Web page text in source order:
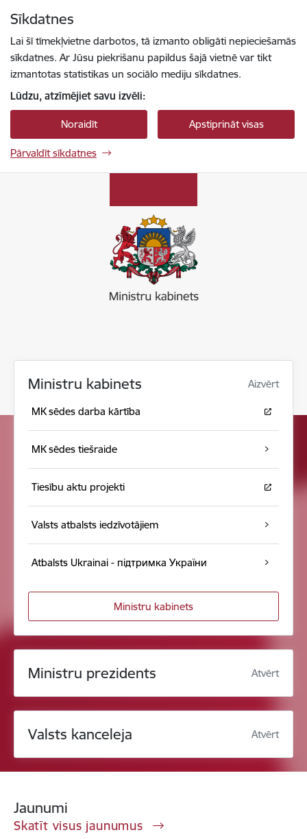
Sīkdatnes
Lai šī tīmekļvietne darbotos, tā izmanto obligāti nepieciešamās
sīkdatnes. Ar Jūsu piekrišanu papildus šajā vietnē var tikt
izmantotas statistikas un sociālo mediju sīkdatnes.
Lūdzu, atzīmējiet savu izvēli:
Noraidīt Apstiprināt visas
Pārvaldīt sīkdatnes
Ministru kabinets Aizvērt
MK sēdes darba kārtība
MK sēdes tiešraide
Tiesību aktu projekti
Valsts atbalsts iedzīvotājiem
Atbalsts Ukrainai - підтримка України
Ministru kabinets
Ministru prezidents Atvērt
Valsts kanceleja Atvērt
Jaunumi
Skatīt visus jaunumus